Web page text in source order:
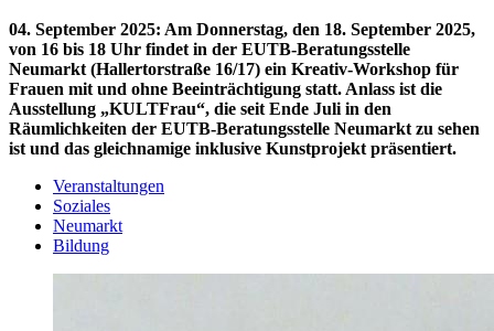
04. September 2025: Am Donnerstag, den 18. September 2025,
von 16 bis 18 Uhr findet in der EUTB-Beratungsstelle
Neumarkt (Hallertorstraße 16/17) ein Kreativ-Workshop für
Frauen mit und ohne Beeinträchtigung statt. Anlass ist die
Ausstellung „KULTFrau“, die seit Ende Juli in den
Räumlichkeiten der EUTB-Beratungsstelle Neumarkt zu sehen
ist und das gleichnamige inklusive Kunstprojekt präsentiert.
Veranstaltungen
Soziales
Neumarkt
Bildung